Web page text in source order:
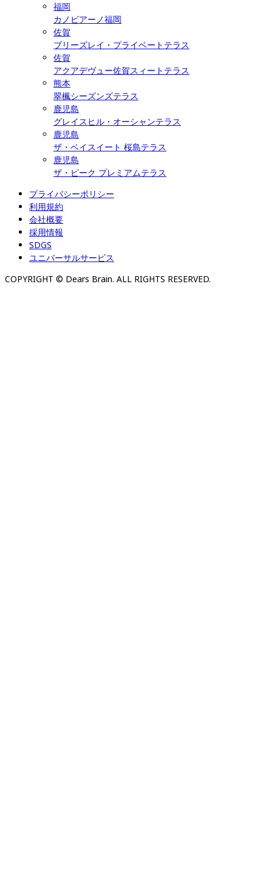
福岡
カノビアーノ福岡
佐賀
ブリーズレイ・プライベートテラス
佐賀
アクアデヴュー佐賀スィートテラス
熊本
翠楓シーズンズテラス
鹿児島
グレイスヒル・オーシャンテラス
鹿児島
ザ・ベイスイート 桜島テラス
鹿児島
ザ・ピーク プレミアムテラス
プライバシーポリシー
利用規約
会社概要
採用情報
SDGS
ユニバーサルサービス
COPYRIGHT © Dears Brain. ALL RIGHTS RESERVED.